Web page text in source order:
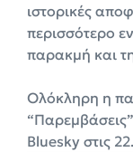
ιστορικές
περισσότερο
παρακμή και
Ολόκληρη η
Bluesky στις